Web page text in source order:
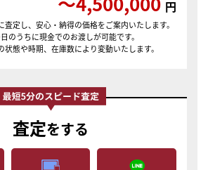
円
定し、安心・納得の価格をご案内いたします。
のうちに現金でのお渡しが可能です。
態や時期、在庫数により変動いたします。
査定をする